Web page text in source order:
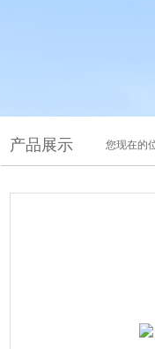
产品展示 您现在的